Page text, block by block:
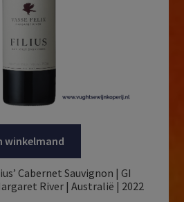
winkelmand
Cabernet Sauvignon | GI
River | Australië | 2022